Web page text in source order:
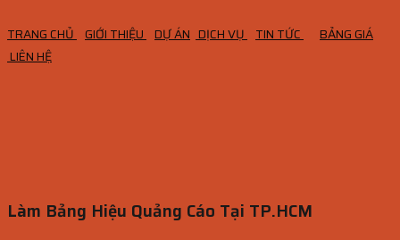
TRANG CHỦ GIỚI THIỆU DỰ ÁN DỊCH VỤ TIN TỨC
BẢNG GIÁ
LIÊN HỆ
Làm Bảng Hiệu Quảng Cáo Tại TP.HCM